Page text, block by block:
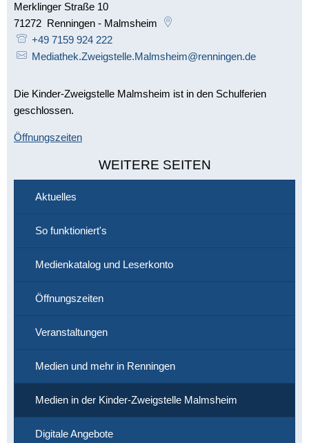
Merklinger Straße 10
71272 Renningen - Malmsheim
+49 7159 924 222
Mediathek.Zweigstelle.Malmsheim@renningen.de
Die Kinder-Zweigstelle Malmsheim ist in den Schulferien
geschlossen.
Öffnungszeiten
WEITERE SEITEN
Aktuelles
So funktioniert's
Medienkatalog und Leserkonto
Öffnungszeiten
Veranstaltungen
Medien und mehr in Renningen
Medien in der Kinder-Zweigstelle Malmsheim
Digitale Angebote